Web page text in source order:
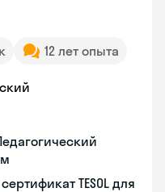
12 лет опыта
TESOL для